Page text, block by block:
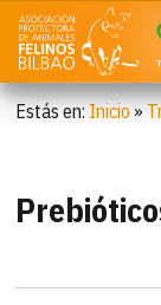
Estás en: Inicio »